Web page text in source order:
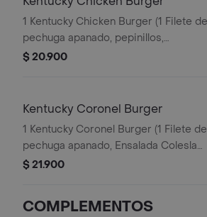
1 Kentucky Chicken Burger (1 Filete de
pechuga apanado, pepinillos,
mayonesa premium y mantequilla)
$ 20.900
Kentucky Coronel Burger
1 Kentucky Coronel Burger (1 Filete de
pechuga apanado, Ensalada Coleslaw,
BBQ y mantequilla)
$ 21.900
COMPLEMENTOS